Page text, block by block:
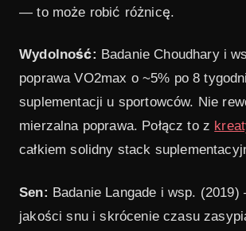
— to może robić różnicę.
Wydolność: Badanie Choudhary i
poprawa VO2max o ~5% po 8
suplementacji u sportowców. Nie
mierzalna poprawa. Połącz to z
całkiem solidny stack
Sen: Badanie Langade i wsp.
jakości snu i skrócenie czasu